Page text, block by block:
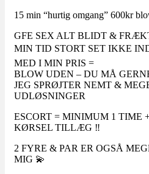
15 min “hurtig omgang” 600kr
GFE SEX ALT BLIDT &
MIN TID STORT SET IKKE
MED I MIN PRIS =
BLOW UDEN – DU MÅ
JEG SPRØJTER NEMT &
UDLØSNINGER
ESCORT = MINIMUM 1 TIME
KØRSEL TILLÆG ‼️
2 FYRE & PAR ER OGSÅ
MIG 💫